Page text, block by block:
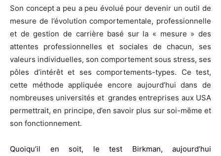
Son concept a peu a peu évolué pour devenir un outil de
mesure de l’évolution comportementale, professionnelle
et de gestion de carrière basé sur la « mesure » des
attentes professionnelles et sociales de chacun, ses
valeurs individuelles, son comportement sous stress, ses
pôles d’intérêt et ses comportements-types. Ce test,
cette méthode appliquée encore aujourd’hui dans de
nombreuses universités et grandes entreprises aux USA
permettrait, en principe, d’en savoir plus sur soi-même et
son fonctionnement.
Quoiqu’il en soit, le test Birkman, aujourd’hui